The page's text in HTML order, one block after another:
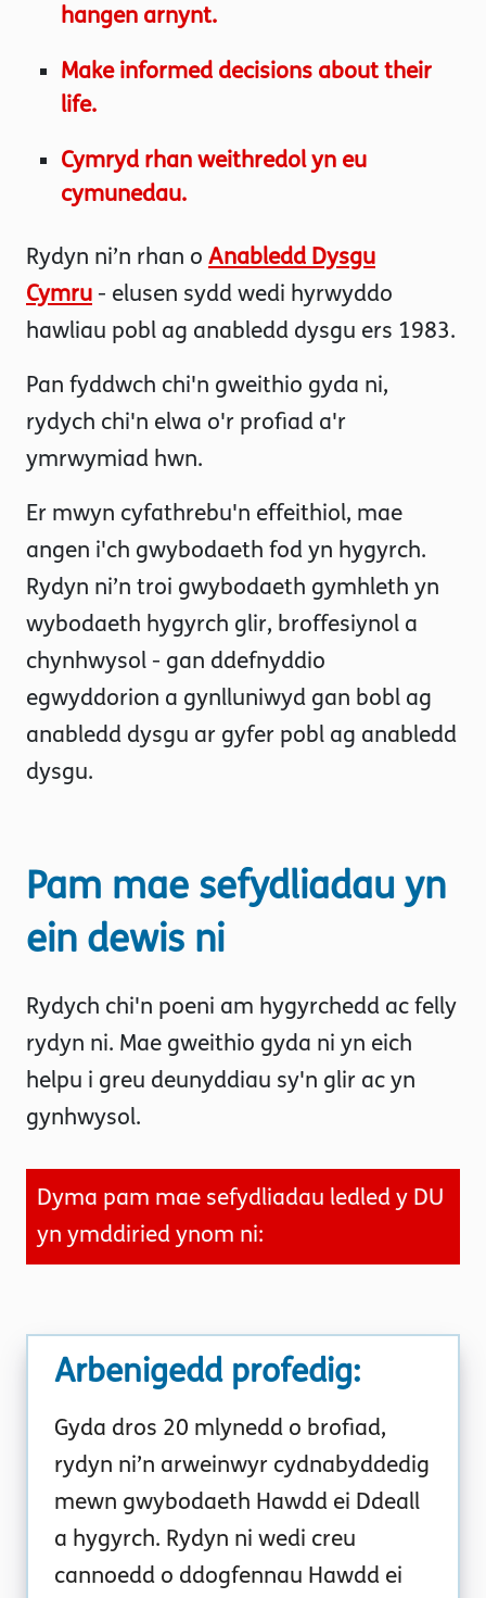
hangen arnynt.
Make informed decisions about their
life.
Cymryd rhan weithredol yn eu
cymunedau.
Rydyn ni’n rhan o Anabledd Dysgu
Cymru - elusen sydd wedi hyrwyddo
hawliau pobl ag anabledd dysgu ers 1983.
Pan fyddwch chi'n gweithio gyda ni,
rydych chi'n elwa o'r profiad a'r
ymrwymiad hwn.
Er mwyn cyfathrebu'n effeithiol, mae
angen i'ch gwybodaeth fod yn hygyrch.
Rydyn ni’n troi gwybodaeth gymhleth yn
wybodaeth hygyrch glir, broffesiynol a
chynhwysol - gan ddefnyddio
egwyddorion a gynlluniwyd gan bobl ag
anabledd dysgu ar gyfer pobl ag anabledd
dysgu.
Pam mae sefydliadau yn
ein dewis ni
Rydych chi'n poeni am hygyrchedd ac felly
rydyn ni. Mae gweithio gyda ni yn eich
helpu i greu deunyddiau sy'n glir ac yn
gynhwysol.
Dyma pam mae sefydliadau ledled y DU
yn ymddiried ynom ni:
Arbenigedd profedig:
Gyda dros 20 mlynedd o brofiad,
rydyn ni’n arweinwyr cydnabyddedig
mewn gwybodaeth Hawdd ei Ddeall
a hygyrch. Rydyn ni wedi creu
cannoedd o ddogfennau Hawdd ei